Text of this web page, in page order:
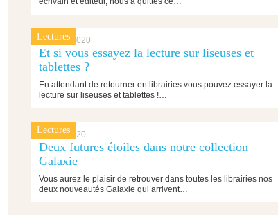
Lectures
17 mars 2020
Et si vous essayez la lecture sur liseuses et
tablettes ?
En attendant de retourner en librairies vous pouvez essayer la
lecture sur liseuses et tablettes !…
Lectures
9 mars 2020
Deux futures étoiles dans notre collection
Galaxie
Vous aurez le plaisir de retrouver dans toutes les librairies nos
deux nouveautés Galaxie qui arrivent…